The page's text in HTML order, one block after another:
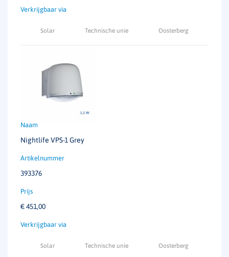
Solar Technische unie Oosterberg
Nightlife VPS-1 Grey
393376
€451,00
Solar Technische unie Oosterberg